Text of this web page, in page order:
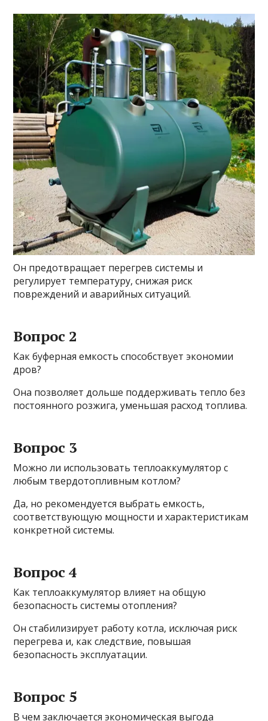
Он предотвращает перегрев системы и
регулирует температуру, снижая риск
повреждений и аварийных ситуаций.
Вопрос 2
Как буферная емкость способствует экономии
дров?
Она позволяет дольше поддерживать тепло без
постоянного розжига, уменьшая расход топлива.
Вопрос 3
Можно ли использовать теплоаккумулятор с
любым твердотопливным котлом?
Да, но рекомендуется выбрать емкость,
соответствующую мощности и характеристикам
конкретной системы.
Вопрос 4
Как теплоаккумулятор влияет на общую
безопасность системы отопления?
Он стабилизирует работу котла, исключая риск
перегрева и, как следствие, повышая
безопасность эксплуатации.
Вопрос 5
В чем заключается экономическая выгода